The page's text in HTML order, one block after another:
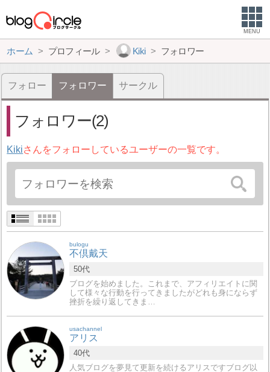
MENU
ホーム プロフィール Kiki フォロワー
フォロー フォロワー サークル
フォロワー(2)
Kikiさんをフォローしているユーザーの一覧です。
bulogu
不倶戴天
50代
ブログを始めました。これまで、アフィリエイトに関
して様々な行動を行ってきましたがどれも身にならず
挫折を繰り返してきま…
usachannel
アリス
40代
人気ブログを夢見て更新を続けるアリスですブログ以